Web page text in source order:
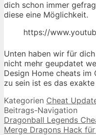
dich schon immer
diese eine Möglichkeit.
https://
Unten haben wir für
nicht mehr geupdatet
Design Home cheats im
zu sein ist es das
Kategorien Cheat
Beitrags-Navigation
Dragonball Legends
Merge Dragons Hack